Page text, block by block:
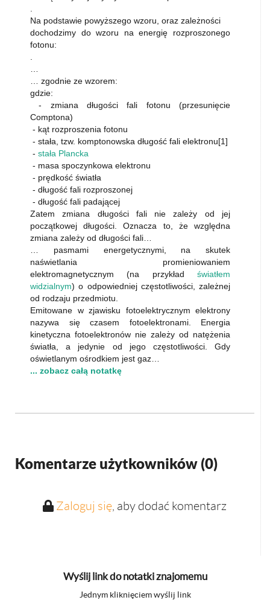
Na podstawie powyższego wzoru, oraz zależności
dochodzimy do wzoru na energię rozproszonego
fotonu:
… zgodnie ze wzorem:
gdzie:
- zmiana długości fali fotonu (przesunięcie
Comptona)
- kąt rozproszenia fotonu
- stała, tzw. komptonowska długość fali elektronu[1]
- stała Plancka
- masa spoczynkowa elektronu
- prędkość światła
- długość fali rozproszonej
- długość fali padającej
Zatem zmiana długości fali nie zależy od jej
początkowej długości. Oznacza to, że względna
zmiana zależy od długości fali…
… pasmami energetycznymi, na skutek
naświetlania promieniowaniem
elektromagnetycznym (na przykład światłem
widzialnym) o odpowiedniej częstotliwości, zależnej
od rodzaju przedmiotu.
Emitowane w zjawisku fotoelektrycznym elektrony
nazywa się czasem fotoelektronami. Energia
kinetyczna fotoelektronów nie zależy od natężenia
światła, a jedynie od jego częstotliwości. Gdy
oświetlanym ośrodkiem jest gaz…
... zobacz całą notatkę
Komentarze użytkowników (0)
Zaloguj się, aby dodać komentarz
Wyślij link do notatki znajomemu
Jednym kliknięciem wyślij link